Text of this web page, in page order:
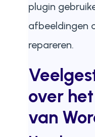
plugin
afbeeldingen
repareren.
over
van